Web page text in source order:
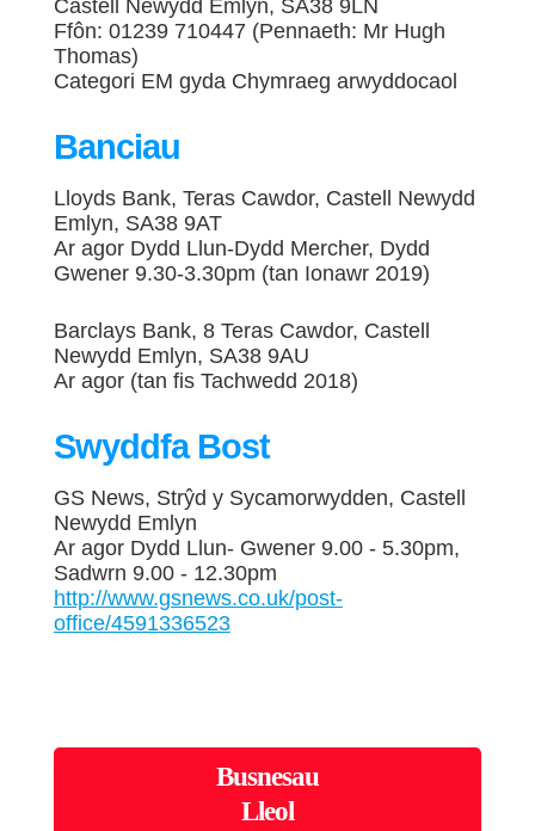
Castell Newydd Emlyn, SA38 9LN
Ffôn: 01239 710447 (Pennaeth: Mr Hugh
Thomas)
Categori EM gyda Chymraeg arwyddocaol
Banciau
Lloyds Bank, Teras Cawdor, Castell Newydd
Emlyn, SA38 9AT
Ar agor Dydd Llun-Dydd Mercher, Dydd
Gwener 9.30-3.30pm (tan Ionawr 2019)
Barclays Bank, 8 Teras Cawdor, Castell
Newydd Emlyn, SA38 9AU
Ar agor (tan fis Tachwedd 2018)
Swyddfa Bost
GS News, Strŷd y Sycamorwydden, Castell
Newydd Emlyn
Ar agor Dydd Llun- Gwener 9.00 - 5.30pm,
Sadwrn 9.00 - 12.30pm
http://www.gsnews.co.uk/post-
office/4591336523
Busnesau
Lleol